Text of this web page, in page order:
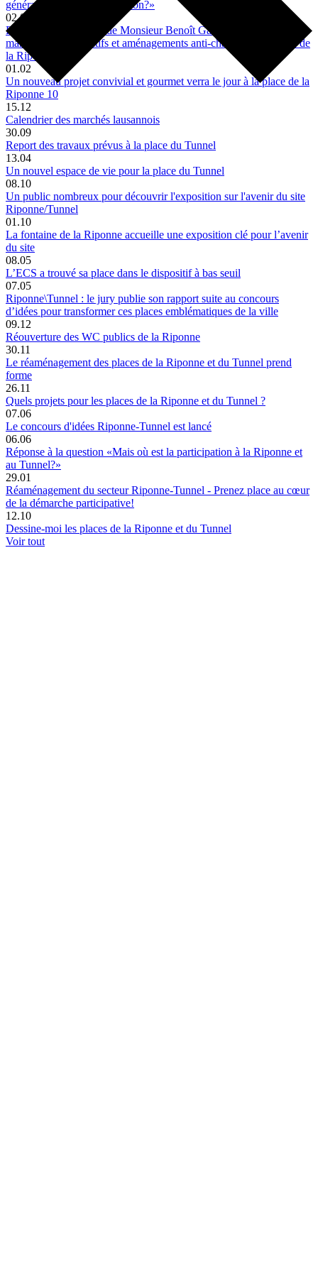
générationnelle et d’intégration?»
02.06
Réponse à la question de Monsieur Benoît Gaillard, déposée le 8
mars 2022 «Dispositifs et aménagements anti-chaleur sur la place de
la Riponne»
01.02
Un nouveau projet convivial et gourmet verra le jour à la place de la
Riponne 10
15.12
Calendrier des marchés lausannois
30.09
Report des travaux prévus à la place du Tunnel
13.04
Un nouvel espace de vie pour la place du Tunnel
08.10
Un public nombreux pour découvrir l'exposition sur l'avenir du site
Riponne/Tunnel
01.10
La fontaine de la Riponne accueille une exposition clé pour l’avenir
du site
08.05
L’ECS a trouvé sa place dans le dispositif à bas seuil
07.05
Riponne\Tunnel : le jury publie son rapport suite au concours
d’idées pour transformer ces places emblématiques de la ville
09.12
Réouverture des WC publics de la Riponne
30.11
Le réaménagement des places de la Riponne et du Tunnel prend
forme
26.11
Quels projets pour les places de la Riponne et du Tunnel ?
07.06
Le concours d'idées Riponne-Tunnel est lancé
06.06
Réponse à la question «Mais où est la participation à la Riponne et
au Tunnel?»
29.01
Réaménagement du secteur Riponne-Tunnel - Prenez place au cœur
de la démarche participative!
12.10
Dessine-moi les places de la Riponne et du Tunnel
Voir tout